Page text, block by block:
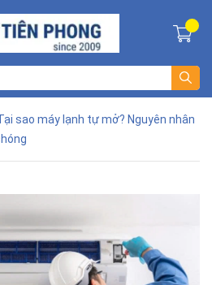
sao máy lạnh tự mở? Nguyên nhân